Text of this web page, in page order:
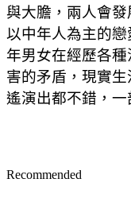
與大膽，兩人會發
以中年人為主的
年男女在經歷各
害的矛盾，現實生
遙演出都不錯，一
Recommended